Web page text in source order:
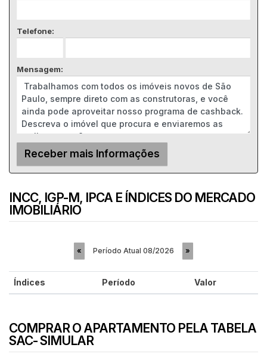
Telefone:
Mensagem:
INCC, IGP-M, IPCA E ÍNDICES DO MERCADO
IMOBILIÁRIO
« Período Atual 08/2026 »
Índices Período Valor
COMPRAR O APARTAMENTO PELA TABELA
SAC- SIMULAR